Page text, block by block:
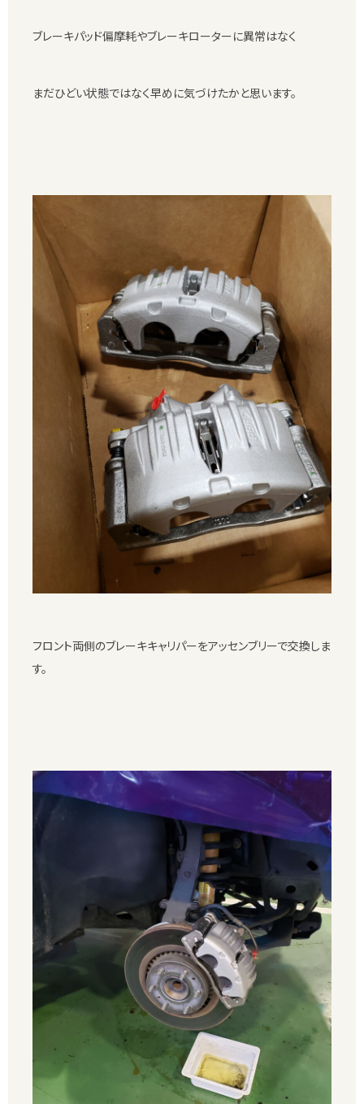
ブレーキパッド偏摩耗やブレーキローターに異常はなく
まだひどい状態ではなく早めに気づけたかと思います。
フロント両側のブレーキキャリパーをアッセンブリーで交換しま
す。